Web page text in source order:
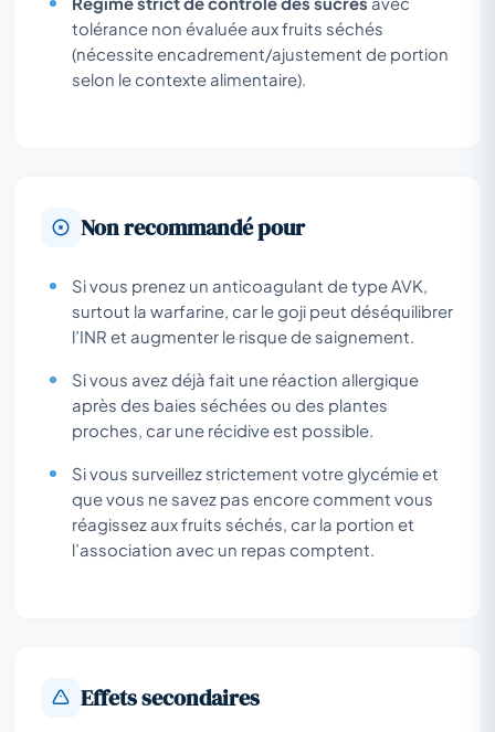
tolérance non évaluée aux fruits séchés
(nécessite encadrement/ajustement de portion
selon le contexte alimentaire).
Non recommandé pour
Si vous prenez un anticoagulant de type AVK,
surtout la warfarine, car le goji peut déséquilibrer
l’INR et augmenter le risque de saignement.
Si vous avez déjà fait une réaction allergique
après des baies séchées ou des plantes
proches, car une récidive est possible.
Si vous surveillez strictement votre glycémie et
que vous ne savez pas encore comment vous
réagissez aux fruits séchés, car la portion et
l’association avec un repas comptent.
Effets secondaires